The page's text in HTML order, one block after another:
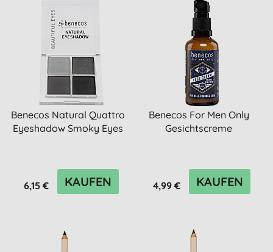
Benecos Natural Quattro
Eyeshadow Smoky Eyes
6,15 € KAUFEN
Benecos For Men Only
Gesichtscreme
4,99 € KAUFEN